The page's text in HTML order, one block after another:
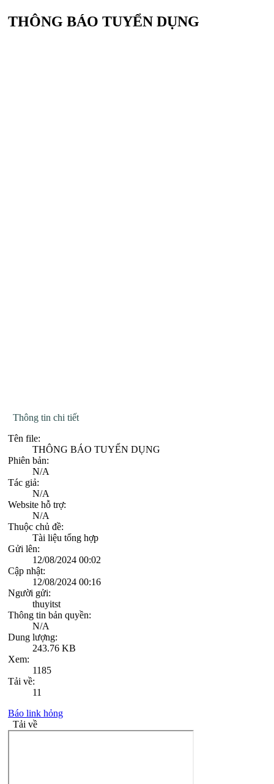
THÔNG BÁO TUYỂN DỤNG
Thông tin chi tiết
Tên file:
THÔNG BÁO TUYỂN DỤNG
Phiên bản:
N/A
Tác giả:
N/A
Website hỗ trợ:
N/A
Thuộc chủ đề:
Tài liệu tổng hợp
Gửi lên:
12/08/2024 00:02
Cập nhật:
12/08/2024 00:16
Người gửi:
thuyitst
Thông tin bản quyền:
N/A
Dung lượng:
243.76 KB
Xem:
1185
Tải về:
11
Báo link hỏng
Tải về